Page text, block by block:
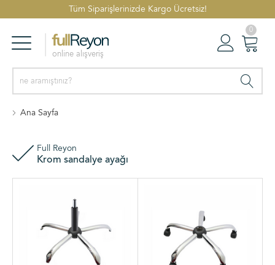
Tüm Siparişlerinizde Kargo Ücretsiz!
online alışveriş
0
Ana Sayfa
Full Reyon
Krom sandalye ayağı